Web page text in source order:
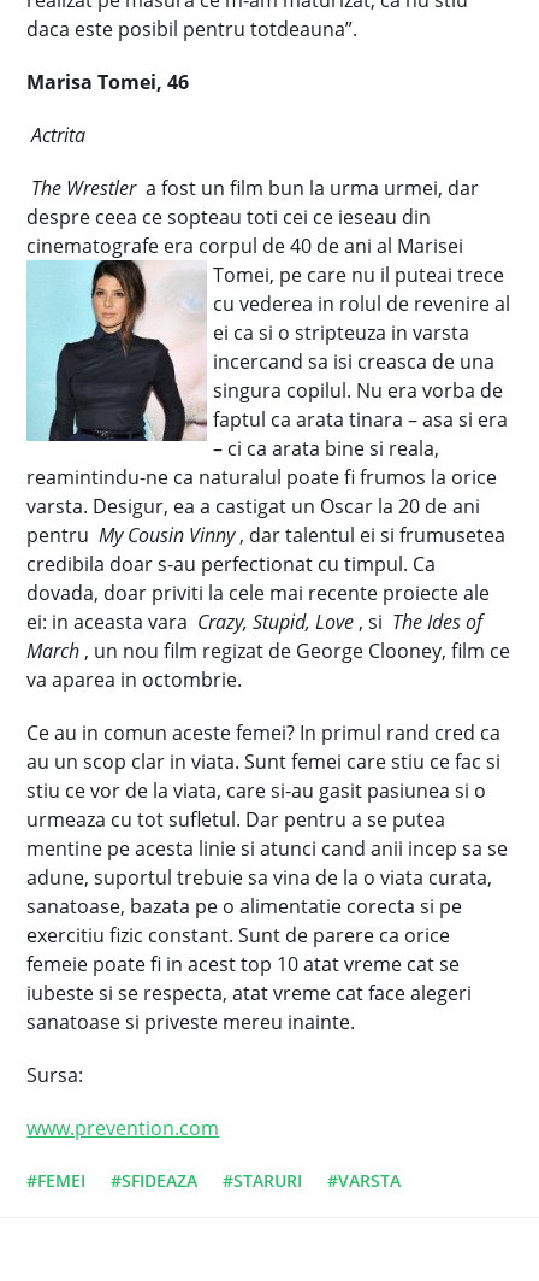
daca este posibil pentru totdeauna”.
Marisa Tomei, 46
Actrita
The Wrestler a fost un film bun la urma urmei, dar
despre ceea ce sopteau toti cei ce ieseau din
cinematografe era corpul de 40 de ani al Marisei
Tomei, pe care nu il puteai trece
cu vederea in rolul de revenire al
ei ca si o stripteuza in varsta
incercand sa isi creasca de una
singura copilul. Nu era vorba de
faptul ca arata tinara – asa si era
– ci ca arata bine si reala,
reamintindu-ne ca naturalul poate fi frumos la orice
varsta. Desigur, ea a castigat un Oscar la 20 de ani
pentru My Cousin Vinny , dar talentul ei si frumusetea
credibila doar s-au perfectionat cu timpul. Ca
dovada, doar priviti la cele mai recente proiecte ale
ei: in aceasta vara Crazy, Stupid, Love , si The Ides of
March , un nou film regizat de George Clooney, film ce
va aparea in octombrie.
Ce au in comun aceste femei? In primul rand cred ca
au un scop clar in viata. Sunt femei care stiu ce fac si
stiu ce vor de la viata, care si-au gasit pasiunea si o
urmeaza cu tot sufletul. Dar pentru a se putea
mentine pe acesta linie si atunci cand anii incep sa se
adune, suportul trebuie sa vina de la o viata curata,
sanatoase, bazata pe o alimentatie corecta si pe
exercitiu fizic constant. Sunt de parere ca orice
femeie poate fi in acest top 10 atat vreme cat se
iubeste si se respecta, atat vreme cat face alegeri
sanatoase si priveste mereu inainte.
Sursa:
www.prevention.com
#FEMEI #SFIDEAZA #STARURI #VARSTA